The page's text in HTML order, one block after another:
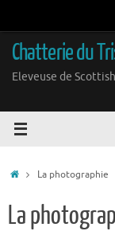
Chatterie du
Eleveuse de
La photographie
La